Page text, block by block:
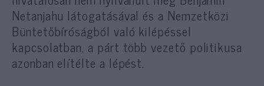
Netanjahu látogatásával és a Nemzetközi
Büntetőbíróságból való kilépéssel
kapcsolatban, a párt több vezető politikusa
azonban elítélte a lépést.